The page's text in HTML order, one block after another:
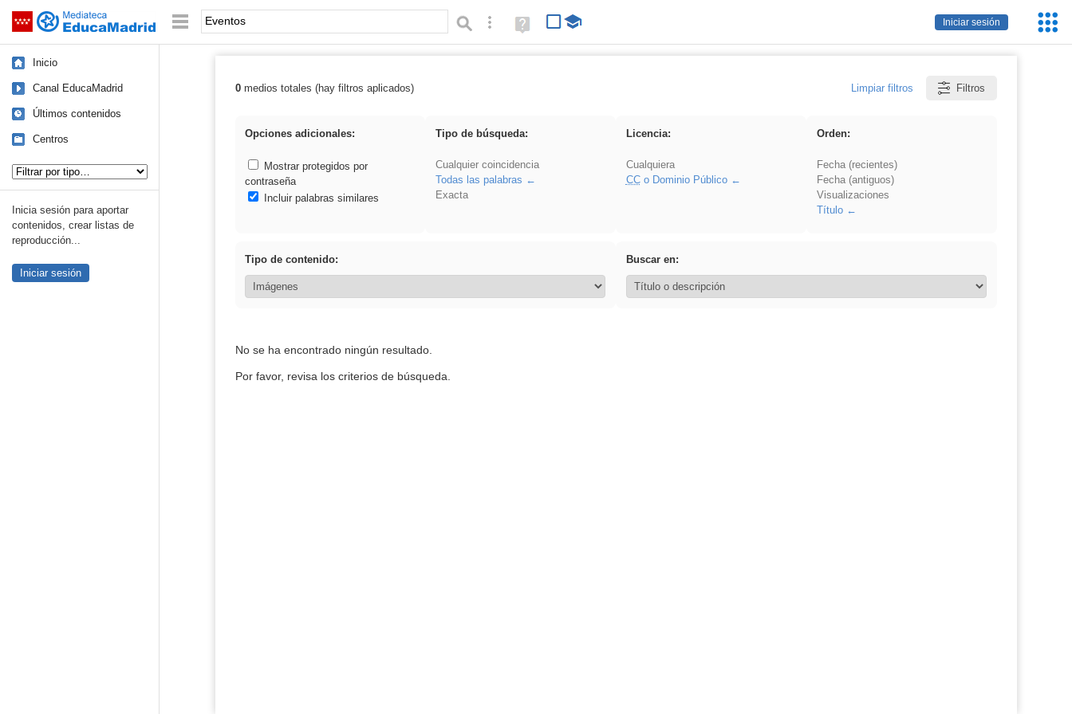
Saltar navegación
Iniciar sesión
Palabra o frase: Búsqueda avanzada
Ayuda
(en
Inicio
Canal EducaMadrid
Últimos contenidos
Centros
Inicia sesión para aportar
contenidos, crear listas de
reproducción...
Iniciar sesión
Resultados de: Eventos
0medios totales (hay filtros aplicados) Limpiar filtros Filtros
Opciones adicionales:
Mostrar protegidos por
contraseña
Incluir palabras similares
Tipo de búsqueda:
Cualquier coincidencia
Todas las palabras
Exacta
Licencia:
Cualquiera
CCo Dominio Público
Orden:
Fecha (recientes)
Fecha (antiguos)
Visualizaciones
Título
Tipo de contenido: Buscar en:
No se ha encontrado ningún resultado.
Por favor, revisa los criterios de búsqueda.